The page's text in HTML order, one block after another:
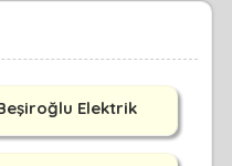
Elektrik